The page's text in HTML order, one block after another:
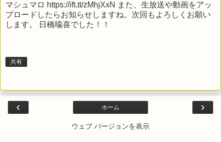
マシュマロ https://ift.tt/zMhjXxN また、生放送や動画をアッ
プロードしたらお知らせしますね。次回もよろしくお願い
します。 日橋喩喜でした！！
共有
‹ ›
ホーム
ウェブ バージョンを表示